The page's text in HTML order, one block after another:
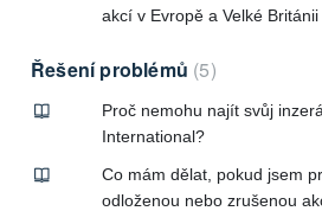
akcí v Evropě a Velké Británii
Řešení problémů 5
Proč nemohu najít svůj
International?
Co mám dělat, pokud jsem
odloženou nebo zrušenou